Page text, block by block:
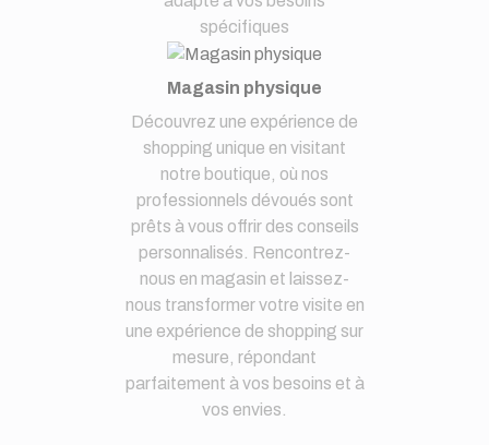
spécifiques
Magasin physique
Découvrez une expérience de
shopping unique en visitant
notre boutique, où nos
professionnels dévoués sont
prêts à vous offrir des conseils
personnalisés. Rencontrez-
nous en magasin et laissez-
nous transformer votre visite en
une expérience de shopping sur
mesure, répondant
parfaitement à vos besoins et à
vos envies.